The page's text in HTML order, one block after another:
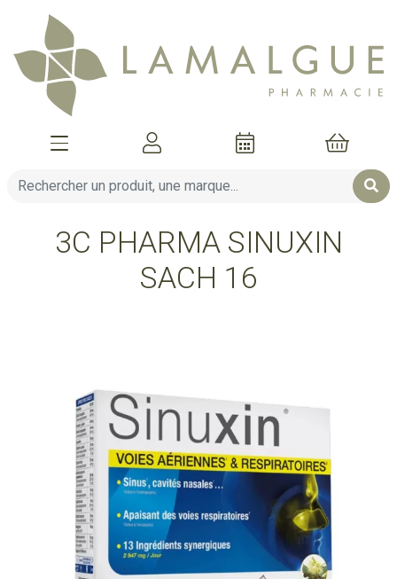
Afficher la navigation
Mon
3C PHARMA SINUXIN
SACH 16